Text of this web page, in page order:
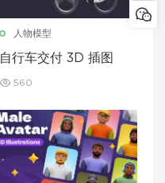
人物模型
自行车交付 3D 插图
560